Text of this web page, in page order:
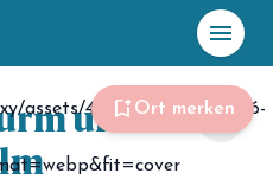
menu
bookmark_add Ort merken
Foto: Rosa Krokodil
und
share